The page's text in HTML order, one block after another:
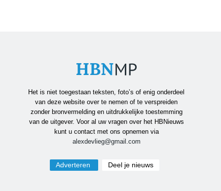
Het is niet toegestaan teksten, foto’s of enig onderdeel
van deze website over te nemen of te verspreiden
zonder bronvermelding en uitdrukkelijke toestemming
van de uitgever. Voor al uw vragen over het HBNieuws
kunt u contact met ons opnemen via
alexdevlieg@gmail.com
Adverteren Deel je nieuws